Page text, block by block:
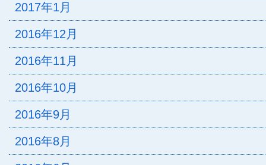
2017年1月
2016年12月
2016年11月
2016年10月
2016年9月
2016年8月